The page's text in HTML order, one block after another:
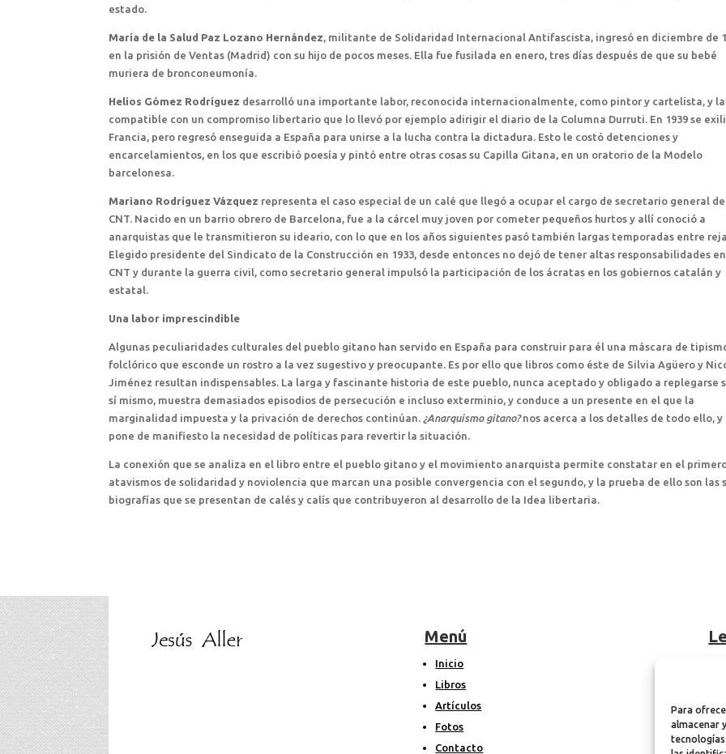
Para
almacenar
estado.
María de la Salud Paz Lozano Hernández , militante de Solidaridad Internacional Antifascista, ingresó en diciembre de
en la prisión de Ventas (Madrid) con su hijo de pocos meses. Ella fue fusilada en enero, tres días después de que su bebé
muriera de bronconeumonía.
Helios Gómez Rodríguez desarrolló una importante labor, reconocida internacionalmente, como pintor y cartelista, y la
compatible con un compromiso libertario que lo llevó por ejemplo adirigir el diario de la Columna Durruti. En 1939 se
Francia, pero regresó enseguida a España para unirse a la lucha contra la dictadura. Esto le costó detenciones y
encarcelamientos, en los que escribió poesía y pintó entre otras cosas su Capilla Gitana, en un oratorio de la Modelo
barcelonesa.
Mariano Rodríguez Vázquez representa el caso especial de un calé que llegó a ocupar el cargo de secretario general
CNT. Nacido en un barrio obrero de Barcelona, fue a la cárcel muy joven por cometer pequeños hurtos y allí conoció a
anarquistas que le transmitieron su ideario, con lo que en los años siguientes pasó también largas temporadas entre
Elegido presidente del Sindicato de la Construcción en 1933, desde entonces no dejó de tener altas responsabilidades
CNT y durante la guerra civil, como secretario general impulsó la participación de los ácratas en los gobiernos catalán y
estatal.
Una labor imprescindible
Algunas peculiaridades culturales del pueblo gitano han servido en España para construir para él una máscara de
folclórico que esconde un rostro a la vez sugestivo y preocupante. Es por ello que libros como éste de Silvia Agüero y
Jiménez resultan indispensables. La larga y fascinante historia de este pueblo, nunca aceptado y obligado a replegarse
sí mismo, muestra demasiados episodios de persecución e incluso exterminio, y conduce a un presente en el que la
marginalidad impuesta y la privación de derechos continúan.
¿Anarquismo gitano?nos acerca a los detalles de todo ello, y
pone de manifiesto la necesidad de políticas para revertir la situación.
La conexión que se analiza en el libro entre el pueblo gitano y el movimiento anarquista permite constatar en el
atavismos de solidaridad y noviolencia que marcan una posible convergencia con el segundo, y la prueba de ello son las
biografías que se presentan de calés y calís que contribuyeron al desarrollo de la Idea libertaria.
Menú
Inicio
Libros
Artículos
Fotos
Contacto